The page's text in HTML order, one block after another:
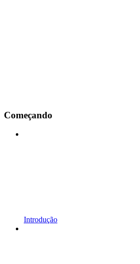
Começando
Introdução